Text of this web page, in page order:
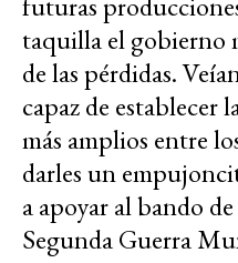
taquilla el gobierno
de las pérdidas.
capaz de establecer
más amplios entre
darles un
a apoyar al bando
Segunda Guerra